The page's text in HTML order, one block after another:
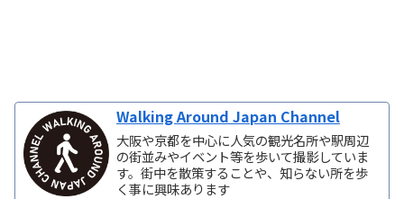
Walking Around Japan Channel
大阪や京都を中心に人気の観光名所や駅周辺
の街並みやイベント等を歩いて撮影していま
す。街中を散策することや、知らない所を歩
く事に興味あります